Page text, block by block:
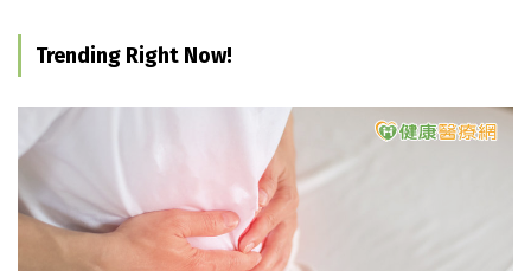
Trending Right Now!